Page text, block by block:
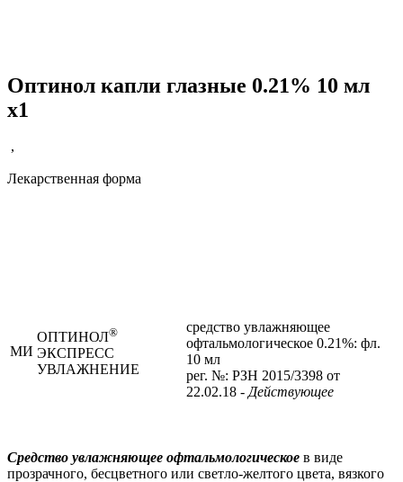
Оптинол капли глазные 0.21% 10 мл
x1
,
Лекарственная форма
МИ
ОПТИНОЛ®
ЭКСПРЕСС
УВЛАЖНЕНИЕ
средство увлажняющее
офтальмологическое 0.21%: фл.
10 мл
рег. №: РЗН 2015/3398 от
22.02.18 - Действующее
Средство увлажняющее офтальмологическое в виде
прозрачного, бесцветного или светло-желтого цвета, вязкого